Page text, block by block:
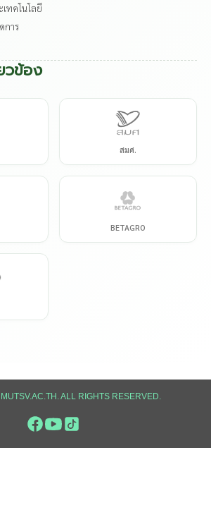
ทคโนโลยี
การ
วข้อง
สมศ.
BETAGRO
ALL RIGHTS RESERVED.